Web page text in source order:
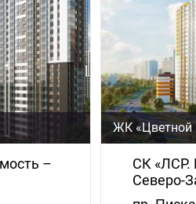
–
ЖК «Цветной
СК «ЛСР.
Северо-